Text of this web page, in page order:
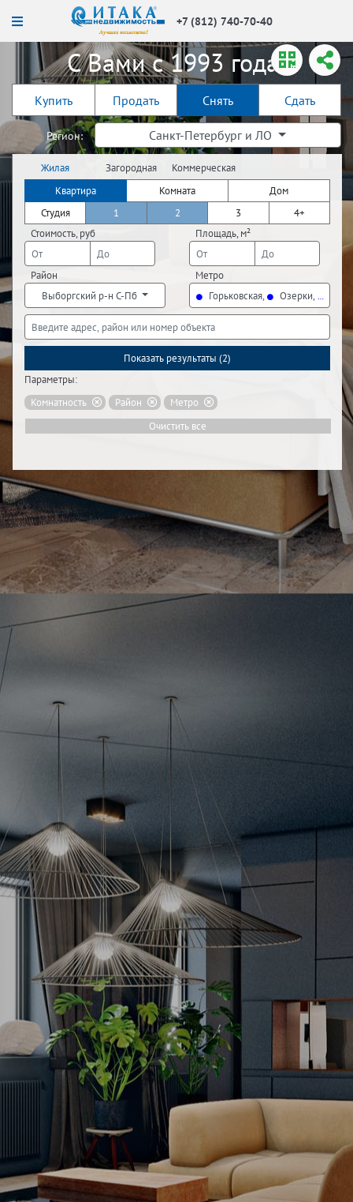
+7 (812) 740-70-40
С Вами с 1993 года!
Купить Продать Снять Сдать
Регион: Санкт-Петербург и ЛО
Жилая
недвижимость
Загородная
недвижимость
Коммерческая
недвижимость
Квартира Комната
Дом
Студия
1 2 3
4+
Стоимость, руб
Площадь, м²
Район
Выборгский р-н С-Пб
Метро
Горьковская,
Озерки,
Показать результаты (2)
Параметры:
Комнатность
Район
Метро
Очистить все